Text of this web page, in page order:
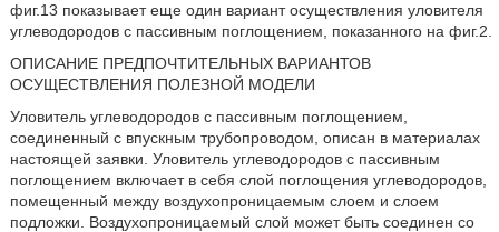
фиг.13 показывает еще один вариант осуществления уловителя
углеводородов с пассивным поглощением, показанного на фиг.2.
ОПИСАНИЕ ПРЕДПОЧТИТЕЛЬНЫХ ВАРИАНТОВ
ОСУЩЕСТВЛЕНИЯ ПОЛЕЗНОЙ МОДЕЛИ
Уловитель углеводородов с пассивным поглощением,
соединенный с впускным трубопроводом, описан в материалах
настоящей заявки. Уловитель углеводородов с пассивным
поглощением включает в себя слой поглощения углеводородов,
помещенный между воздухопроницаемым слоем и слоем
подложки. Воздухопроницаемый слой может быть соединен со